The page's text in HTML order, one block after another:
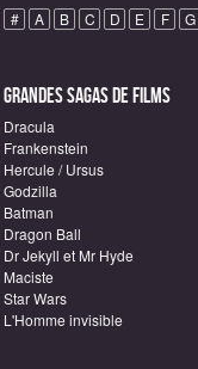
# A B C D E F G
Grandes sagas de Films
Dracula
Frankenstein
Hercule / Ursus
Godzilla
Batman
Dragon Ball
Dr Jekyll et Mr Hyde
Maciste
Star Wars
L'Homme invisible